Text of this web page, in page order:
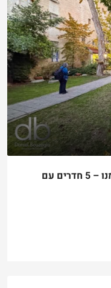
קוטג’ עליון למכירה ברחוב רחל אימנו – 5 חדרים עם